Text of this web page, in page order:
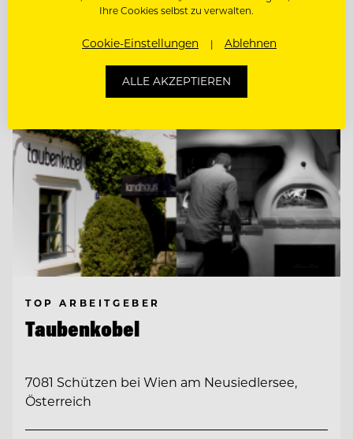
TOP ARBEITGEBER
Taubenkobel
7081 Schützen bei Wien am Neusiedlersee,
Österreich
Ihre Cookies selbst zu verwalten.
Cookie-Einstellungen Ablehnen
ALLE AKZEPTIEREN